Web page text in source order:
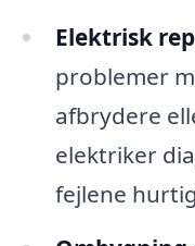
Elektrisk
problemer
afbrydere
elektriker
fejlene